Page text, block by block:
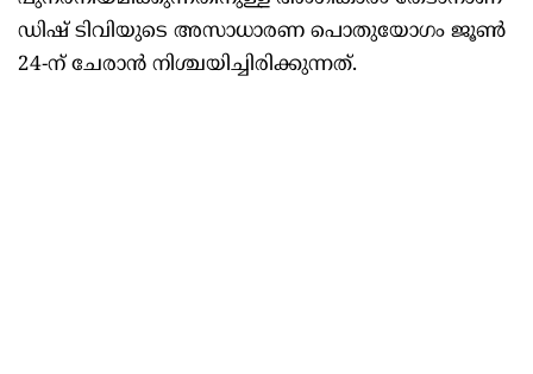
ഡിഷ് ടിവിയുടെ അസാധാരണ പൊതുയോഗം ജൂൺ
24-ന് ചേരാൻ നിശ്ചയിച്ചിരിക്കുന്നത്.